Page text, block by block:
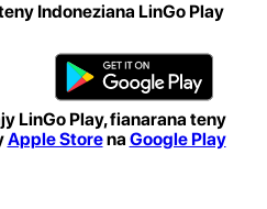
Indoneziana LinGo Play
LinGo Play, fianarana teny
Apple Storena Google Play